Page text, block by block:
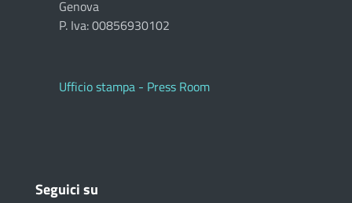
Genova
P. Iva: 00856930102
Ufficio stampa - Press Room
Seguici su